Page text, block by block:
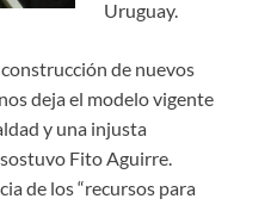
Uruguay.
de nuevos
deja el modelo vigente
y una injusta
Fito Aguirre.
de los “recursos para